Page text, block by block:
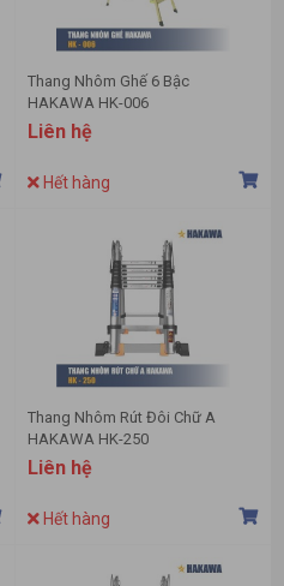
Thang Nhôm Ghế 6 Bậc
HAKAWA HK-006
Liên hệ
Hết hàng
Thang Nhôm Rút Đôi Chữ A
HAKAWA HK-250
Liên hệ
Hết hàng